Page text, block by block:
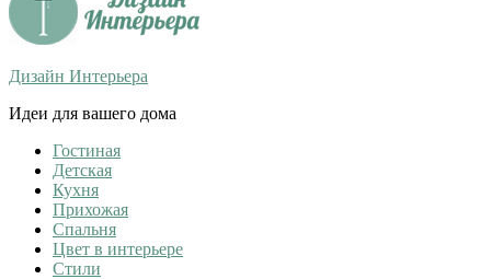
Дизайн Интерьера
Идеи для вашего дома
Гостиная
Детская
Кухня
Прихожая
Спальня
Цвет в интерьере
Стили